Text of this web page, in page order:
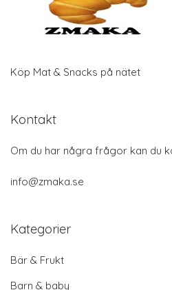
Köp Mat & Snacks på nätet
Kontakt
Om du har några frågor kan du
info@zmaka.se
Kategorier
Bär & Frukt
Barn & baby